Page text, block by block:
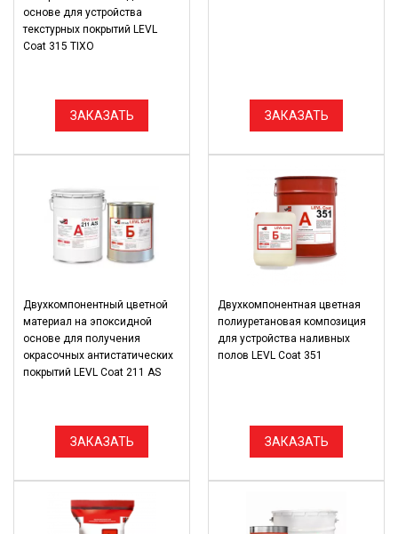
основе для устройства
текстурных покрытий LEVL
Coat 315 TIXO
ЗАКАЗАТЬ ЗАКАЗАТЬ
Двухкомпонентный цветной
материал на эпоксидной
основе для получения
окрасочных антистатических
покрытий LEVL Coat 211 AS
ЗАКАЗАТЬ
Двухкомпонентная цветная
полиуретановая композиция
для устройства наливных
полов LEVL Coat 351
ЗАКАЗАТЬ